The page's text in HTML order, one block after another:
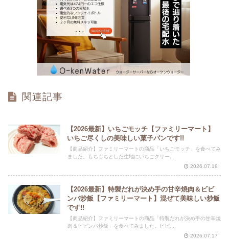
関連記事
【2026最新】いちごモッチ【ファミリーマート】
いちご尽くしの美味しい菓子パンです!!
【商品紹介】ファミリーマートの商品「いちごモッチ」を食べてみ
ました。もちもちとした生地にいちごクリー...
2026.07.18
【2026最新】特製だれが決め手の甘辛焼肉＆ビビ
ンバ炒飯【ファミリーマート】混ぜて美味しい炒飯
です!!
【商品紹介】ファミリーマートの商品「特製だれが決め手の甘辛焼
肉＆ビビンバ炒飯」を食べてみました。ビビ...
2026.07.17